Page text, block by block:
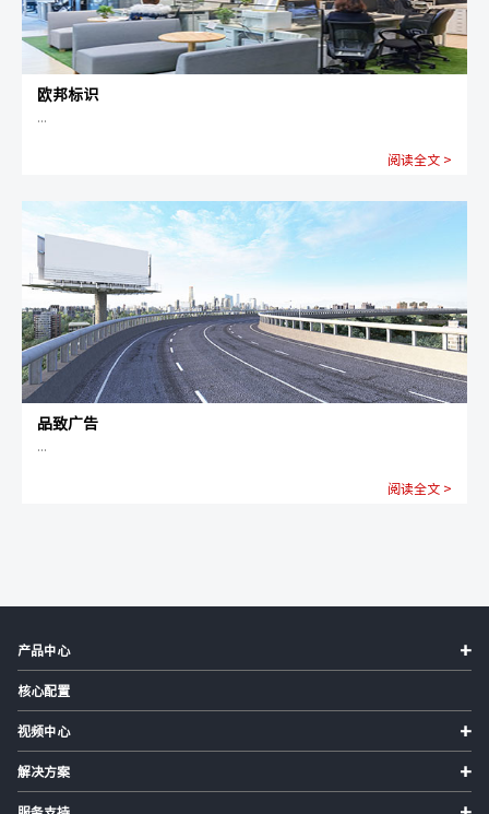
欧邦标识
阅读全文 >
品致广告
阅读全文 >
产品中心 +
核心配置
视频中心 +
解决方案 +